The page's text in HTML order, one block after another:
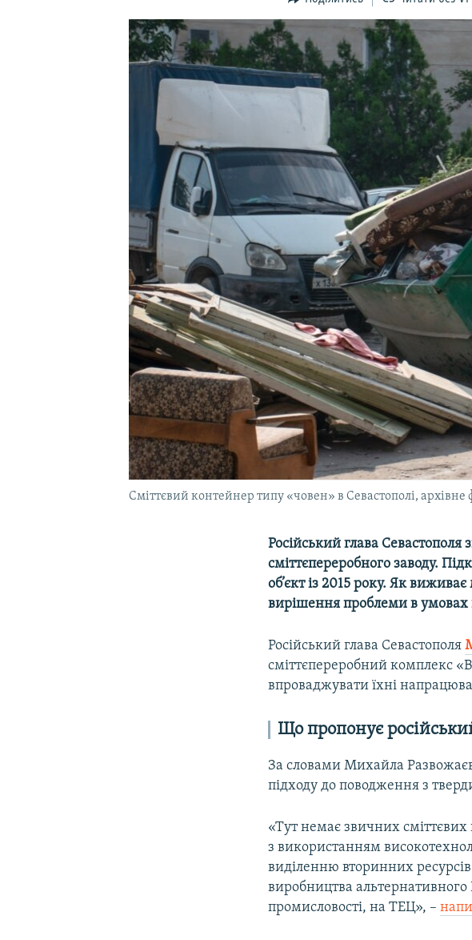
УКРАЇНСЬКА ПРОБЛЕМА КРИМУ
Сміттєвий контейнер типу «човен» в Севастополі, архівне
Російський глава Севастополя
сміттєпереробного заводу.
об’єкт із 2015 року. Як
вирішення проблеми в умовах
Російський глава Севастополя
сміттєпереробний комплекс
впроваджувати їхні
Що пропонує
За словами Михайла
підходу до поводження з
«Тут немає звичних сміттєвих
з використанням
виділенню вторинних
виробництва альтернативного
промисловості, на ТЕЦ», –